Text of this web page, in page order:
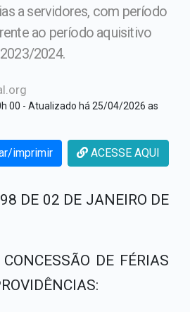
Hino Oficial
Cultura e costumes
Secretaria Assistência
Social
Secretaria de Educação
Secretaria de Fazenda
Secretaria de Saúde
a servidores, com período
ao período aquisitivo
2023/2024.
00 - Atualizado há 25/04/2026 as
ACESSE AQUI
imprimir
DE 02 DE JANEIRO DE
DE FÉRIAS